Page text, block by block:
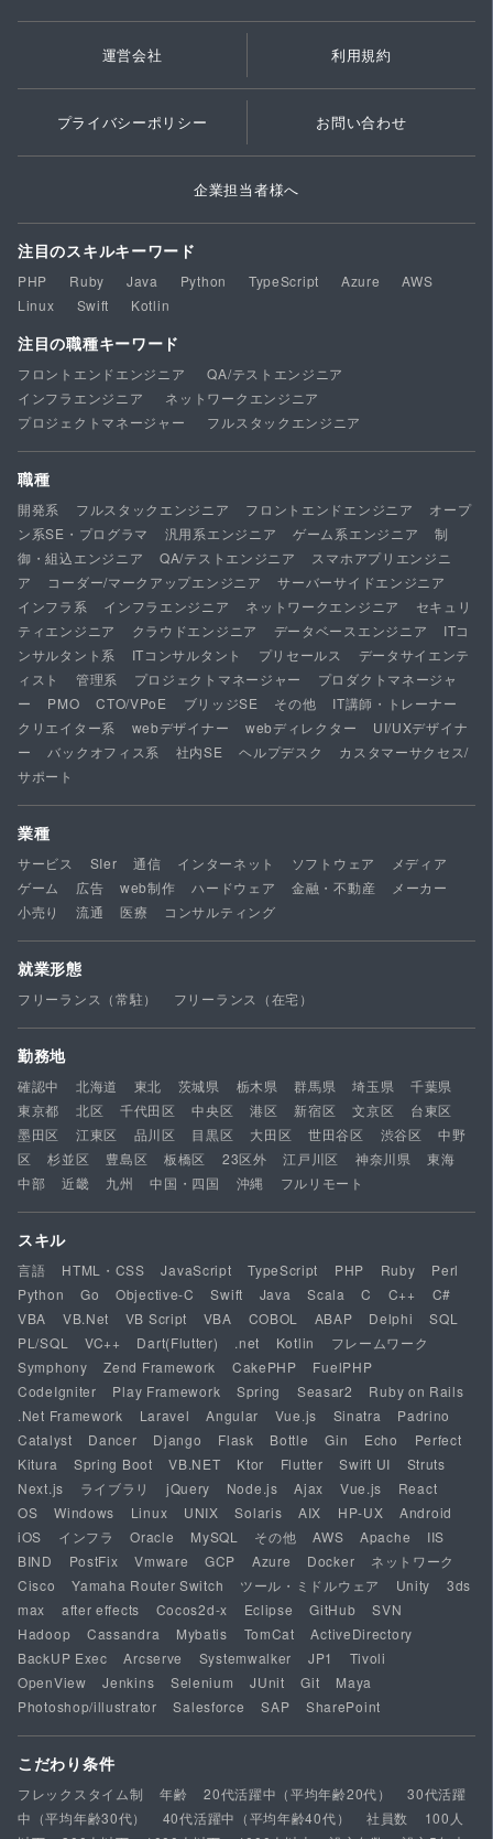
運営会社 利用規約
プライバシーポリシー お問い合わせ
企業担当者様へ
注目のスキルキーワード
PHP Ruby Java Python TypeScript Azure
AWS
Linux
Swift Kotlin
注目の職種キーワード
フロントエンドエンジニア
QA/テストエンジニア
インフラエンジニア
ネットワークエンジニア
プロジェクトマネージャー
フルスタックエンジニア
職種
開発系 フルスタックエンジニア フロントエンドエンジニア
オープ
ン系SE・プログラマ
汎用系エンジニア ゲーム系エンジニア
制
御・組込エンジニア
QA/テストエンジニア
スマホアプリエンジニ
ア
コーダー/マークアップエンジニア
サーバーサイドエンジニア
インフラ系
インフラエンジニア ネットワークエンジニア
セキュリ
ティエンジニア
クラウドエンジニア データベースエンジニア
ITコ
ンサルタント系
ITコンサルタント プリセールス
データサイエンテ
ィスト
管理系 プロジェクトマネージャー
プロダクトマネージャ
ー
PMO CTO/VPoE ブリッジSE その他
IT講師・トレーナー
クリエイター系
webデザイナー webディレクター
UI/UXデザイナ
ー
バックオフィス系 社内SE ヘルプデスク
カスタマーサクセス/
サポート
業種
サービス SIer 通信 インターネット ソフトウェア
メディア
ゲーム
広告 web制作 ハードウェア 金融・不動産
メーカー
小売り
流通 医療 コンサルティング
就業形態
フリーランス（常駐） フリーランス（在宅）
勤務地
確認中 北海道 東北 茨城県 栃木県 群馬県 埼玉県
千葉県
東京都
北区 千代田区 中央区 港区 新宿区 文京区
台東区
墨田区
江東区 品川区 目黒区 大田区 世田谷区 渋谷区
中野
区
杉並区 豊島区 板橋区 23区外 江戸川区 神奈川県
東海
中部
近畿 九州 中国・四国 沖縄 フルリモート
スキル
言語 HTML・CSS JavaScript TypeScript PHP Ruby
Perl
Python
Go Objective-C Swift Java Scala C C++
C#
VBA
VB.Net VB Script VBA COBOL ABAP Delphi
SQL
PL/SQL
VC++ Dart(Flutter) .net Kotlin
フレームワーク
Symphony
Zend Framework CakePHP
FuelPHP
CodeIgniter
Play Framework Spring Seasar2
Ruby on Rails
.Net Framework
Laravel Angular Vue.js Sinatra
Padrino
Catalyst
Dancer Django Flask Bottle Gin Echo
Perfect
Kitura
Spring Boot VB.NET Ktor Flutter Swift UI
Struts
Next.js
ライブラリ jQuery Node.js Ajax Vue.js
React
OS
Windows Linux UNIX Solaris AIX HP-UX
Android
iOS
インフラ Oracle MySQL その他 AWS Apache
IIS
BIND
PostFix Vmware GCP Azure Docker
ネットワーク
Cisco
Yamaha Router Switch ツール・ミドルウェア Unity
3ds
max
after effects Cocos2d-x Eclipse GitHub
SVN
Hadoop
Cassandra Mybatis TomCat
ActiveDirectory
BackUP Exec
Arcserve Systemwalker JP1
Tivoli
OpenView
Jenkins Selenium JUnit Git
Maya
Photoshop/illustrator
Salesforce SAP SharePoint
こだわり条件
フレックスタイム制 年齢 20代活躍中（平均年齢20代）
30代活躍
中（平均年齢30代）
40代活躍中（平均年齢40代） 社員数
100人